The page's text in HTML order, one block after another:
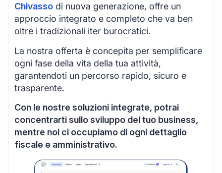
Chivasso di nuova generazione, offre un
approccio integrato e completo che va ben
oltre i tradizionali iter burocratici.
La nostra offerta è concepita per semplificare
ogni fase della vita della tua attività,
garantendoti un percorso rapido, sicuro e
trasparente.
Con le nostre soluzioni integrate, potrai
concentrarti sullo sviluppo del tuo business,
mentre noi ci occupiamo di ogni dettaglio
fiscale e amministrativo.